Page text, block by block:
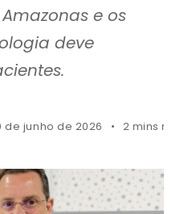
e os
deve
de junho de 2026 2 mins